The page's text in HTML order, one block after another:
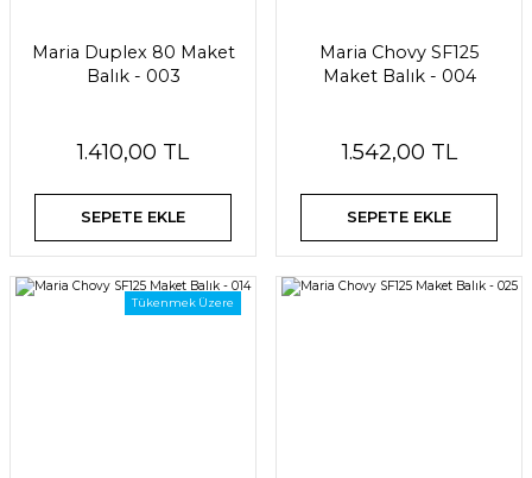
Maria Duplex 80 Maket
Balık - 003
1.410,00 TL
SEPETE EKLE
Maria Chovy SF125
Maket Balık - 004
1.542,00 TL
SEPETE EKLE
Tükenmek Üzere